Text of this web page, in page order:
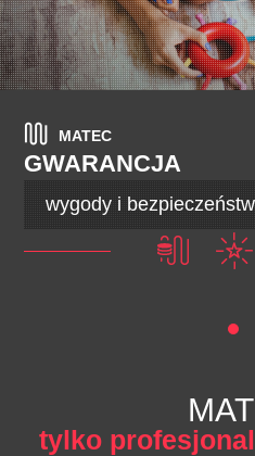
MATEC
GWARANCJA
wygody i
tylko